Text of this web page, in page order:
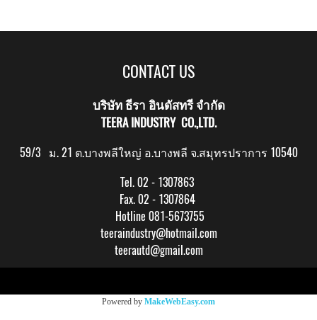
CONTACT US
บริษัท ธีรา อินดัสทรี จำกัด
TEERA INDUSTRY CO.,LTD.
59/3 ม. 21 ต.บางพลีใหญ่ อ.บางพลี จ.สมุทรปราการ 10540
Tel. 02 - 1307863
Fax. 02 - 1307864
Hotline 081-5673755
teeraindustry@hotmail.com
teerautd@gmail.com
Powered by MakeWebEasy.com